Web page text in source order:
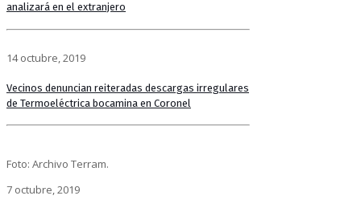
analizará en el extranjero
14 octubre, 2019
Vecinos denuncian reiteradas descargas irregulares
de Termoeléctrica bocamina en Coronel
Foto: Archivo Terram.
7 octubre, 2019